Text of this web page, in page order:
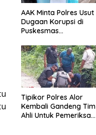
AAK Minta Polres Usut
Dugaan Korupsi di
Puskesmas
Tipikor Polres Alor
Kembali Gandeng Tim
Ahli Untuk Pemeriksa